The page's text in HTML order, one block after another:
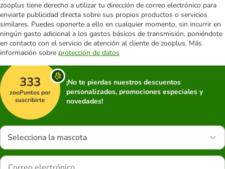
zooplus tiene derecho a utilizar tu dirección de correo electrónico para
enviarte publicidad directa sobre sus propios productos o servicios
similares. Puedes oponerte a ello en cualquier momento, sin incurrir en
ningún gasto adicional a los gastos básicos de transmisión, poniéndote
en contacto con el servicio de atención al cliente de zooplus. Más
información sobre protección de datos
333
zooPuntos por
suscribirte
¡No te pierdas nuestros descuentos
personalizados, promociones especiales y
novedades!
Selecciona la mascota